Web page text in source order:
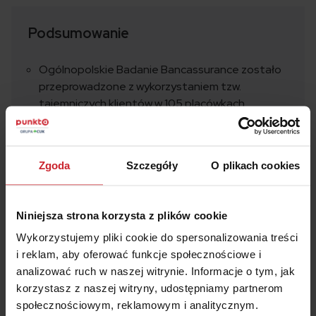
Zgoda Szczegóły O plikach cookies
Niniejsza strona korzysta z plików cookie
Wykorzystujemy pliki cookie do spersonalizowania treści
i reklam, aby oferować funkcje społecznościowe i
analizować ruch w naszej witrynie. Informacje o tym, jak
korzystasz z naszej witryny, udostępniamy partnerom
społecznościowym, reklamowym i analitycznym.
Podsumowanie
Ogólnopolskie Badanie Bancassurance zostało
przeprowadzone z wykorzystaniem tzw.
tajemniczych klientów w 105 placówkach
bankowych.
mają wiedzy na temat ubezpieczeń, które
ile ubezpieczenie będzie kosztować.
64% pracowników banków nie podało
samodzielnie nazwy towarzystwa
ubezpieczeniowego, którego produkty
oferowali.